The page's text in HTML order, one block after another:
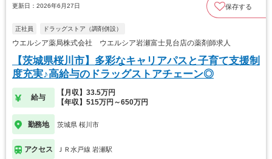
更新日：2026年6月27日 保存する
正社員 ドラッグストア（調剤併設）
ウエルシア薬局株式会社 ウエルシア岩瀬富士見台店の薬剤師求人
【茨城県桜川市】多彩なキャリアパスと子育て支援制
度充実♪高給与のドラッグストアチェーン◎
給与
【月収】33.5万円
【年収】515万円～650万円
勤務地 茨城県 桜川市
アクセス ＪＲ水戸線 岩瀬駅